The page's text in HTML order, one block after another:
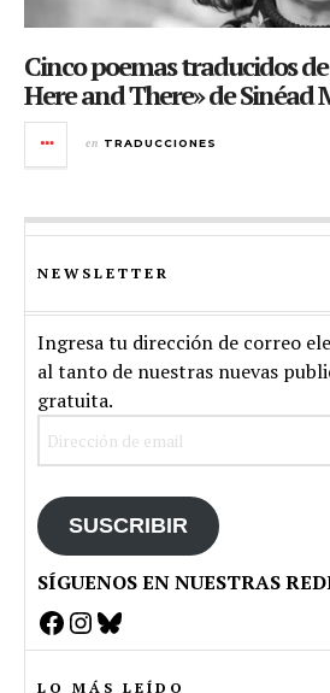
Cinco poemas traducidos
Here and There» de Sinéad
en TRADUCCIONES
NEWSLETTER
Ingresa tu dirección de correo
al tanto de nuestras nuevas
gratuita.
SUSCRIBIR
SÍGUENOS EN NUESTRAS
Facebook
Instagram
Bluesky
LO MÁS LEÍDO